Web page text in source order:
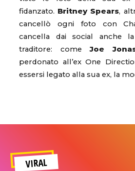
fidanzato. Britney Spears,
cancellò ogni foto con
cancella dai social anche
traditore: comeJoe
perdonato all’ex One
essersi legato alla sua ex, la
VIRAL